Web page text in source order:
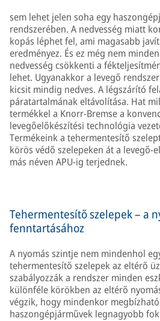
sem lehet jelen soha egy
rendszerében. A nedvesség miatt
kopás léphet fel, ami magasabb
eredményez. És ez még nem
nedvesség csökkenti a
lehet. Ugyanakkor a levegő
kicsit mindig nedves. A légszárító
páratartalmának eltávolítása. Hat
termékkel a Knorr-Bremse a
levegőelőkészítési technológia
Termékeink a tehermentesítő
körös védő szelepeken át a levegő-
más néven APU-ig terjednek.
Tehermentesítő szelepek – a
fenntartásához
A nyomás szintje nem mindenhol
tehermentesítő szelepek az eltérő
szabályozzák a rendszer minden
különféle körökben az eltérő
végzik, hogy mindenkor
haszongépjárművek legnagyobb